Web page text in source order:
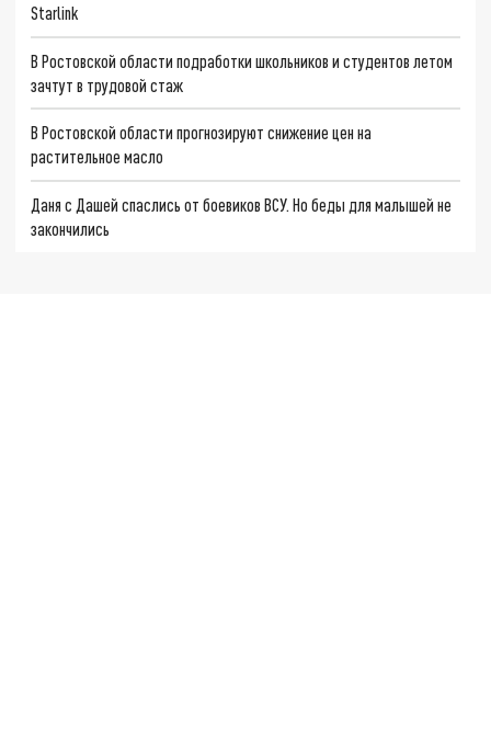
Starlink
В Ростовской области подработки школьников и студентов летом
зачтут в трудовой стаж
В Ростовской области прогнозируют снижение цен на
растительное масло
Даня с Дашей спаслись от боевиков ВСУ. Но беды для малышей не
закончились